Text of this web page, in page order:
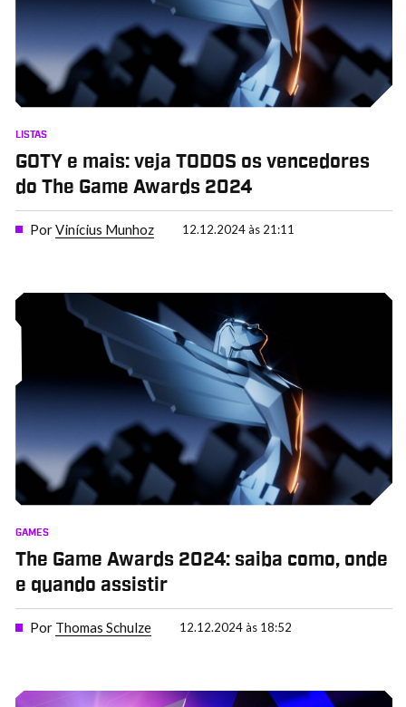
LISTAS
GOTY e mais: veja TODOS os vencedores
do The Game Awards 2024
PorVinícius Munhoz 12.12.2024 às 21:11
GAMES
The Game Awards 2024: saiba como, onde
e quando assistir
Por Thomas Schulze 12.12.2024 às 18:52